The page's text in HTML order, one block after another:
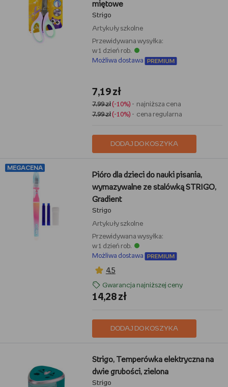
miętowe
Strigo
Artykuły szkolne
Przewidywana wysyłka:
w 1 dzień rob.
Możliwa dostawa
7,19 zł
7,99 zł(-10%) - najniższa cena
7,99 zł(-10%) - cena regularna
DODAJ DO KOSZYKA
MEGACENA
Pióro dla dzieci do nauki pisania,
wymazywalne ze stalówką STRIGO,
Gradient
Strigo
Artykuły szkolne
Przewidywana wysyłka:
w 1 dzień rob.
Możliwa dostawa
4,5
Gwarancja najniższej ceny
14,28 zł
DODAJ DO KOSZYKA
Strigo, Temperówka elektryczna na
dwie grubości, zielona
Strigo